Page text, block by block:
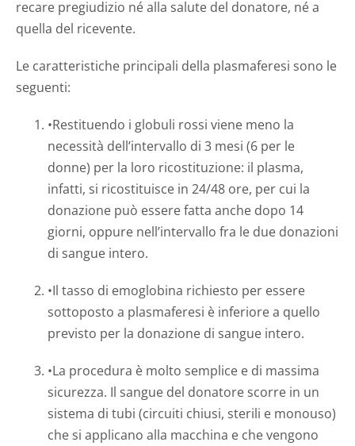
recare pregiudizio né alla salute del donatore, né a
quella del ricevente.
Le caratteristiche principali della plasmaferesi sono le
seguenti:
•Restituendo i globuli rossi viene meno la
necessità dell’intervallo di 3 mesi (6 per le
donne) per la loro ricostituzione: il plasma,
infatti, si ricostituisce in 24/48 ore, per cui la
donazione può essere fatta anche dopo 14
giorni, oppure nell’intervallo fra le due donazioni
di sangue intero.
•Il tasso di emoglobina richiesto per essere
sottoposto a plasmaferesi è inferiore a quello
previsto per la donazione di sangue intero.
•La procedura è molto semplice e di massima
sicurezza. Il sangue del donatore scorre in un
sistema di tubi (circuiti chiusi, sterili e monouso)
che si applicano alla macchina e che vengono